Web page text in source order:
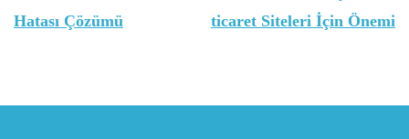
gezinmesi
Hatası Çözümü
ticaret Siteleri İçin Önemi